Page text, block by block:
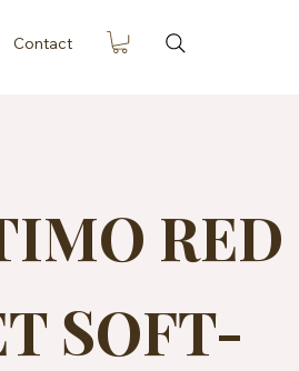
Contact
RED
SOFT-